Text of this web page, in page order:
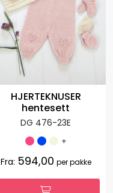
HJERTEKNUSER
hentesett
DG 476-23E
+
Fra: 594,00 per pakke